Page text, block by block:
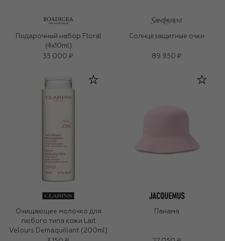
Подарочный набор Floral
(4x10ml)
35 000 ₽
Солнцезащитные очки
89 950 ₽
Очищающее молочко для
любого типа кожи Lait
Velours Demaquillant (200ml)
Панама